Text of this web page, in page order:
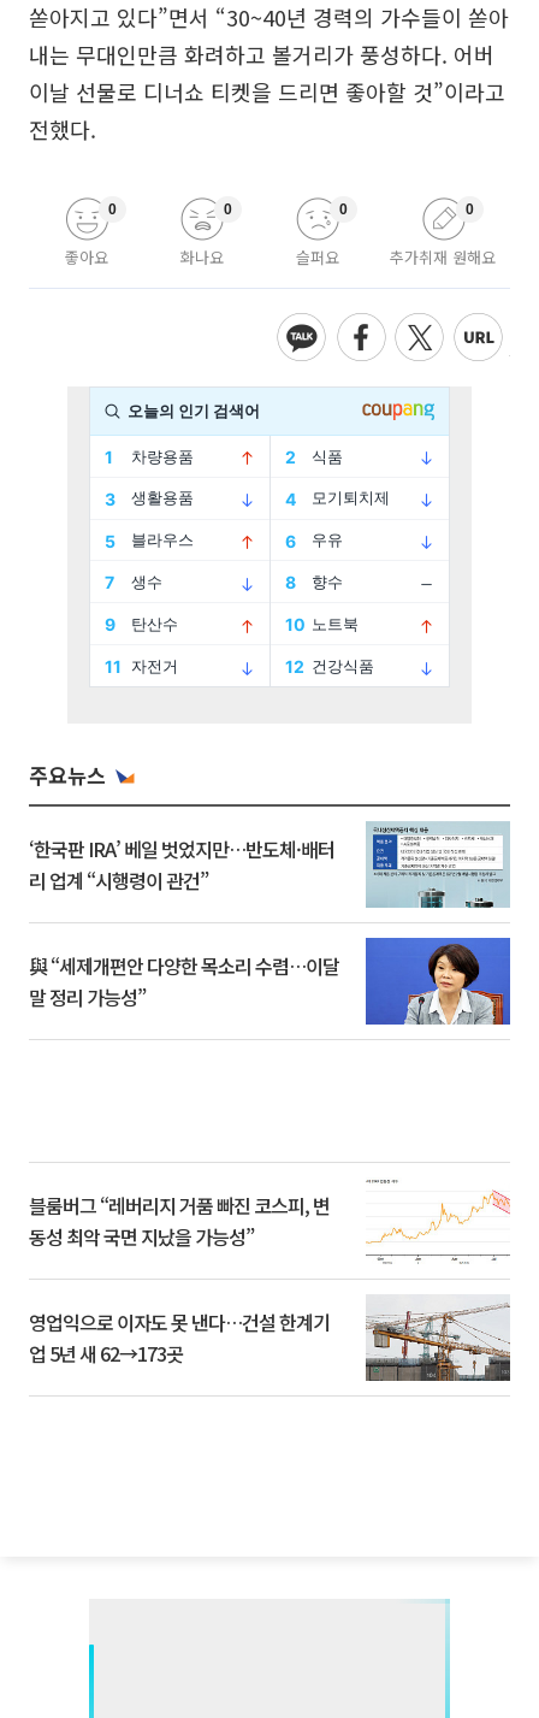
쏟아지고 있다”면서 “30~40년 경력의 가수들이 쏟아
내는 무대인만큼 화려하고 볼거리가 풍성하다. 어버
이날 선물로 디너쇼 티켓을 드리면 좋아할 것”이라고
전했다.
좋아요
0
화나요
0
슬퍼요
0
추가취재 원해요
0
주요뉴스
‘한국판 IRA’ 베일 벗었지만…반도체·배터
리 업계 “시행령이 관건”
與 “세제개편안 다양한 목소리 수렴…이달
말 정리 가능성”
블룸버그 “레버리지 거품 빠진 코스피, 변
동성 최악 국면 지났을 가능성”
영업익으로 이자도 못 낸다…건설 한계기
업 5년 새 62→173곳